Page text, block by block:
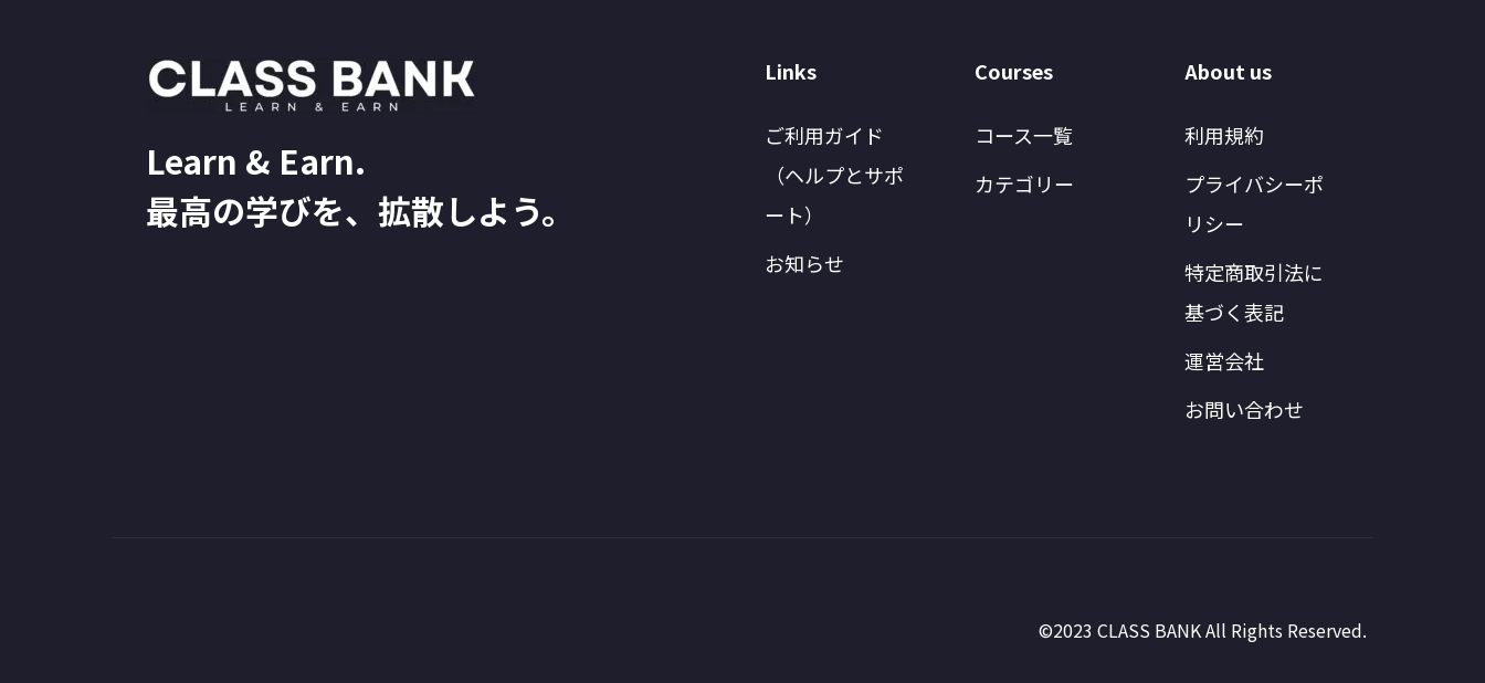
Learn & Earn.
最高の学びを、拡散しよう。
Links
ご利用ガイド
（ヘルプとサポ
ート）
お知らせ
Courses
コース一覧
カテゴリー
About us
利用規約
プライバシーポ
リシー
特定商取引法に
基づく表記
運営会社
お問い合わせ
©2023 CLASS BANK All Rights Reserved.